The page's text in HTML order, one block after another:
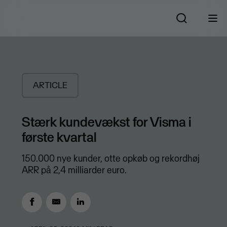
ARTICLE
Stærk kundevækst for Visma i
første kvartal
150.000 nye kunder, otte opkøb og rekordhøj
ARR på 2,4 milliarder euro.